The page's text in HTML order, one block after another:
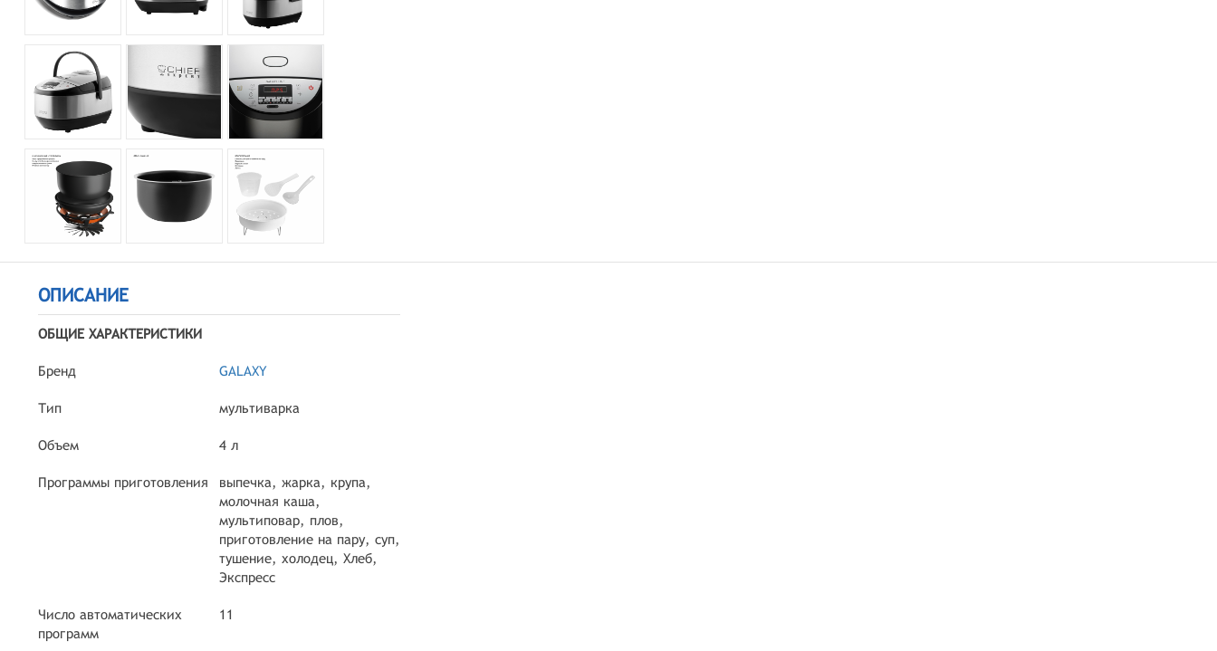
ОПИСАНИЕ
ОБЩИЕ ХАРАКТЕРИСТИКИ
Бренд GALAXY
Тип мультиварка
Объем 4 л
Программы приготовления
выпечка, жарка, крупа,
молочная каша,
мультиповар, плов,
приготовление на пару, суп,
тушение, холодец, Хлеб,
Экспресс
Число автоматических
программ
11